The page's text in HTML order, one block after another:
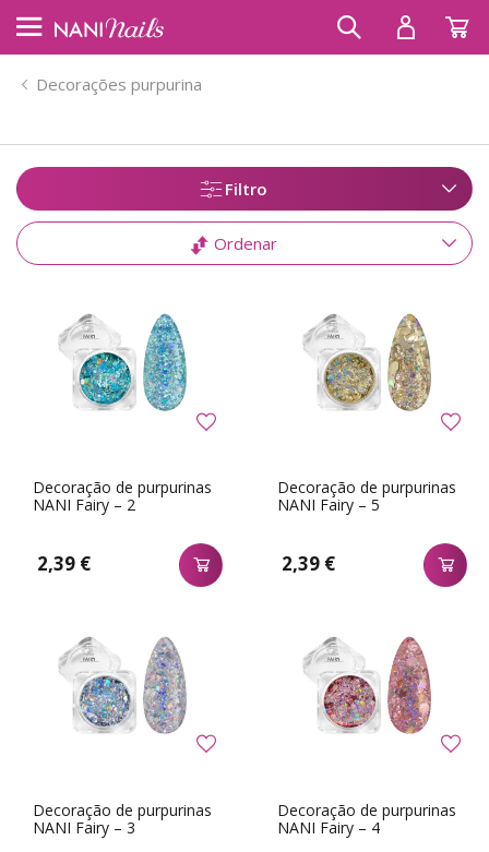
Decorações purpurina
Filtro
Ordenar
Decoração de purpurinas
NANI Fairy – 2
2,39 €
Decoração de purpurinas
NANI Fairy – 5
2,39 €
Decoração de purpurinas
NANI Fairy – 3
Decoração de purpurinas
NANI Fairy – 4